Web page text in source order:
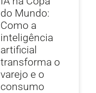
do Mundo:
Como a
inteligência
artificial
transforma o
varejo e o
consumo